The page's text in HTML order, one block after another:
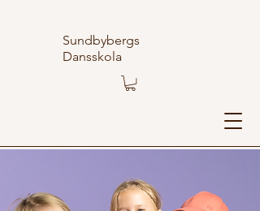
Sundbybergs
Dansskola